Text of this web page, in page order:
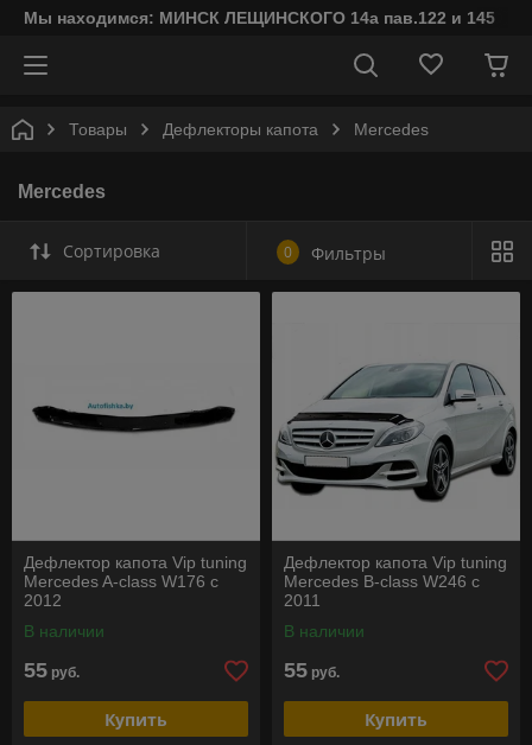
Мы находимся: МИНСК ЛЕЩИНСКОГО 14а пав.122 и 145
Товары Дефлекторы капота Mercedes
Mercedes
Сортировка 0 Фильтры
Дефлектор капота Vip tuning
Mercedes A-class W176 c
2012
В наличии
55 руб.
Купить
Дефлектор капота Vip tuning
Mercedes B-class W246 c
2011
В наличии
55 руб.
Купить